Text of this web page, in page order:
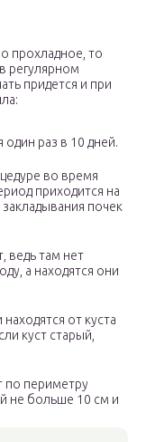
прохладное, то
регулярном
придется и при
раз в 10 дней.
во время
приходится на
почек
ведь там нет
а находятся они
от куста
куст старый,
по периметру
не больше 10 см и